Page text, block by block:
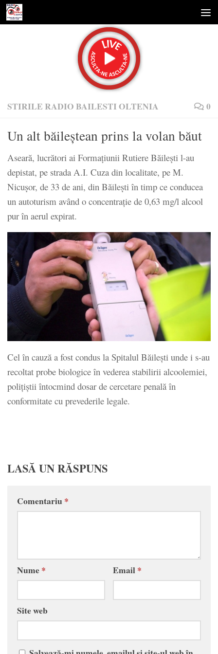
Skip to content
STIRILE RADIO BAILESTI OLTENIA 0
Un alt băileștean prins la volan băut
Aseară, lucrători ai Formaţiunii Rutiere Băileşti l-au
depistat, pe strada A.I. Cuza din localitate, pe M.
Nicușor, de 33 de ani, din Băileşti în timp ce conducea
un autoturism având o concentraţie de 0,63 mg/l alcool
pur în aerul expirat.
Cel în cauză a fost condus la Spitalul Băilești unde i s-au
recoltat probe biologice în vederea stabilirii alcoolemiei,
polițiștii întocmind dosar de cercetare penală în
conformitate cu prevederile legale.
LASĂ UN RĂSPUNS
Comentariu*
Nume* Email*
Site web